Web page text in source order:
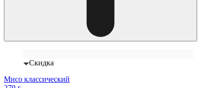
Скидка
Мисо классический